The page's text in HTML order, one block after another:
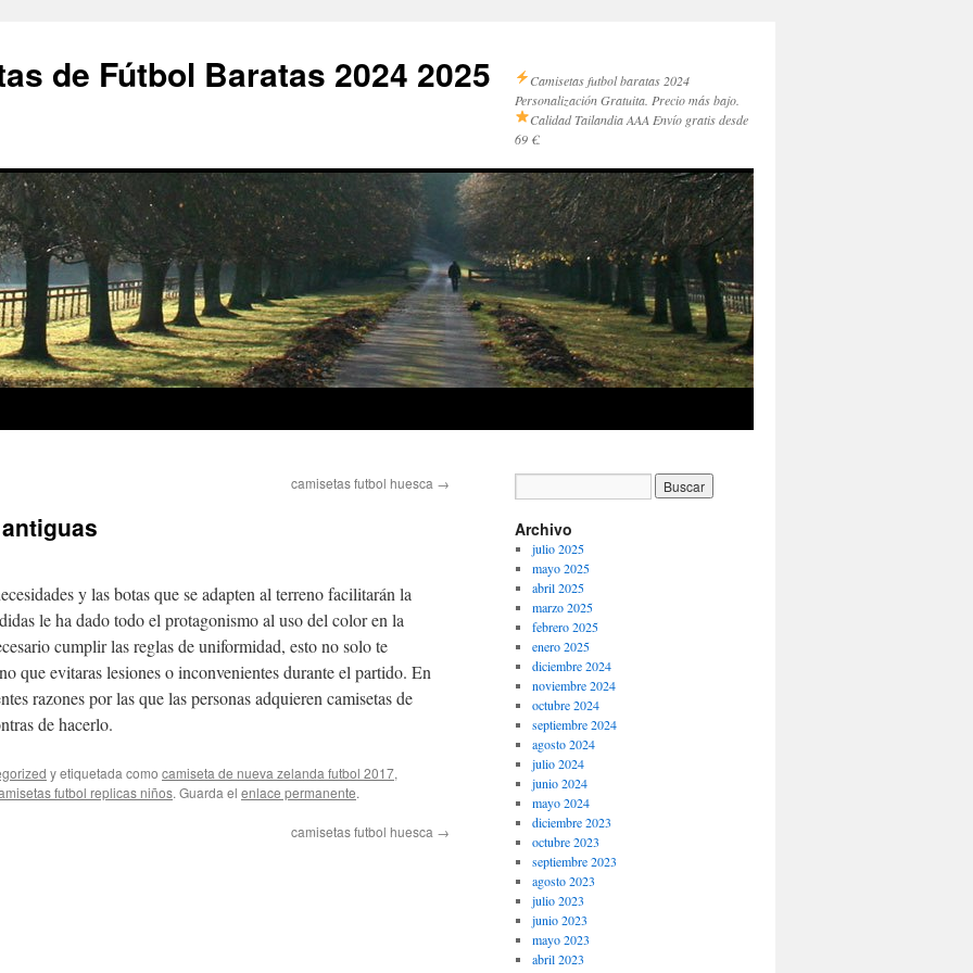
de Fútbol Baratas 2024 2025
Camisetas futbol baratas 2024
Personalización Gratuita. Precio más bajo.
Calidad Tailandia AAA Envío gratis desde
69 €.
camisetas futbol huesca →
y las botas que se adapten al terreno facilitarán la
le ha dado todo el protagonismo al uso del color en la
cumplir las reglas de uniformidad, esto no solo te
que evitaras lesiones o inconvenientes durante el partido. En
razones por las que las personas adquieren camisetas de
de hacerlo.
y etiquetada como camiseta de nueva zelanda futbol 2017,
futbol replicas niños. Guarda el enlace permanente.
camisetas futbol huesca →
Archivo
julio 2025
mayo 2025
abril 2025
marzo 2025
febrero 2025
enero 2025
diciembre 2024
noviembre 2024
octubre 2024
septiembre 2024
agosto 2024
julio 2024
junio 2024
mayo 2024
diciembre 2023
octubre 2023
septiembre 2023
agosto 2023
julio 2023
junio 2023
mayo 2023
abril 2023